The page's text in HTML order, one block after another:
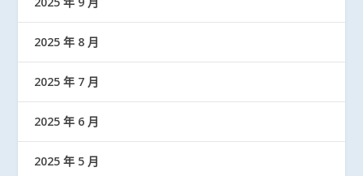
2025 年 8 月
2025 年 7 月
2025 年 6 月
2025 年 5 月